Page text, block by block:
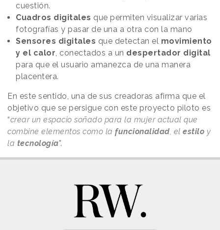
cuestión.
Cuadros digitales que permiten visualizar varias
fotografías y pasar de una a otra con la mano
Sensores digitales que detectan el movimiento
y el calor , conectados a un despertador digital
para que el usuario amanezca de una manera
placentera.
En este sentido, una de sus creadoras afirma que el
objetivo que se persigue con este proyecto piloto es
“crear un espacio soñado para la mujer actual que
combine elementos como la funcionalidad, el estilo y
la tecnología”.